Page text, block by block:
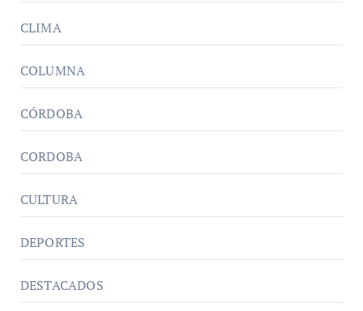
CLIMA
COLUMNA
CÓRDOBA
CORDOBA
CULTURA
DEPORTES
DESTACADOS